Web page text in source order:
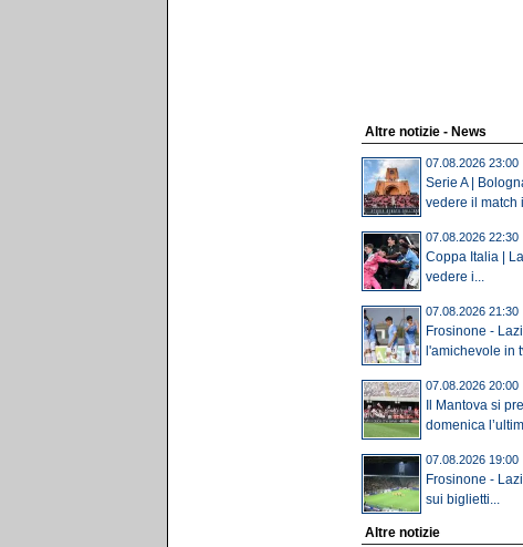
Altre notizie - News
07.08.2026 23:00
Serie A |
vedere il match
07.08.2026 22:30
Coppa Italia |
vedere i...
07.08.2026 21:30
Frosinone -
l'amichevole in
07.08.2026 20:00
Il Mantova si
domenica
07.08.2026 19:00
Frosinone -
sui biglietti...
Altre notizie